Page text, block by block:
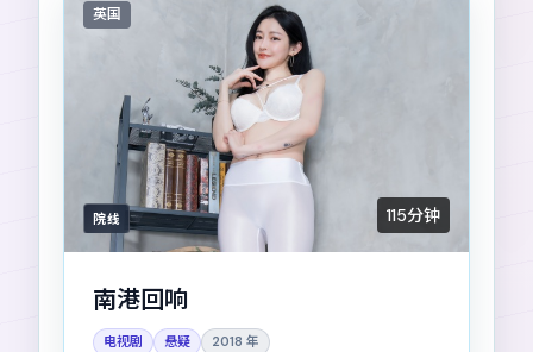
英国
院线 115分钟
南港回响
电视剧 悬疑 2018 年